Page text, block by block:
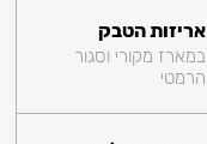
אריזות הטבק
במארז מקורי וסגור
הרמטי